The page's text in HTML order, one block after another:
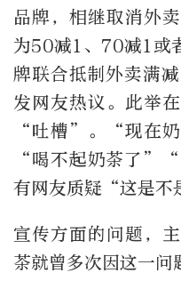
品牌，相继取消外
为50减1、70减1或
牌联合抵制外卖满
发网友热议。此举
“吐槽”。“现在奶
“喝不起奶茶了
有网友质疑“这是不
宣传方面的问题，
茶就曾多次因这一问